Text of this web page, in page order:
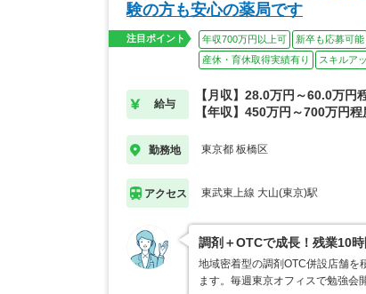
験の方も安心の薬局です
注目ポイント 年収700万円以上可 新卒も応募可能
産休・育休取得実績有り
スキルア
給与
【月収】28.0万円～60.0万円
【年収】450万円～700万円
勤務地 東京都 板橋区
アクセス 東武東上線 大山(東京)駅
調剤＋OTCで成長！残業10
地域密着型の調剤OTC併設店舗を
ます。毎週東京オフィスで勉強